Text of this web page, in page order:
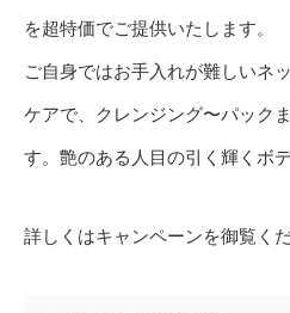
を超特価でご提供いたします。
ご自身ではお手入れが難しいネ
ケアで、クレンジング〜パック
す。艶のある人目の引く輝くボ
詳しくはキャンペーンを御覧くだ